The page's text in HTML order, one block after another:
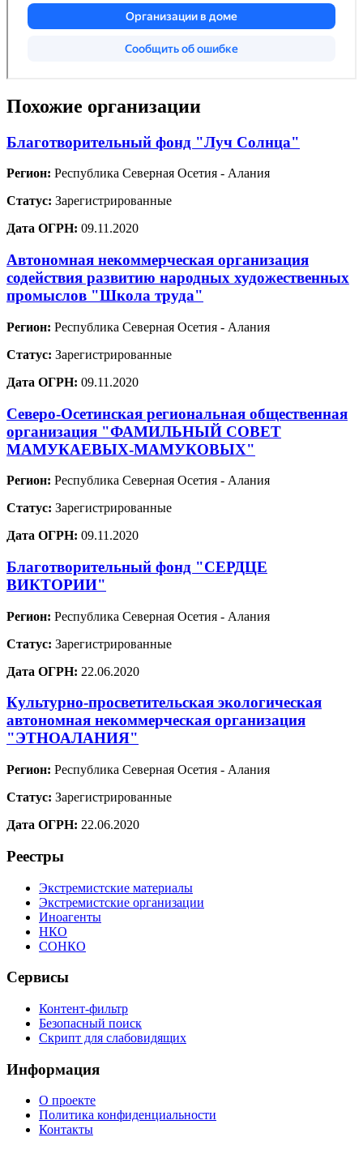
Похожие организации
Благотворительный фонд "Луч Солнца"
Регион: Республика Северная Осетия - Алания
Статус: Зарегистрированные
Дата ОГРН: 09.11.2020
Автономная некоммерческая организация
содействия развитию народных художественных
промыслов "Школа труда"
Регион: Республика Северная Осетия - Алания
Статус: Зарегистрированные
Дата ОГРН: 09.11.2020
Северо-Осетинская региональная общественная
организация "ФАМИЛЬНЫЙ СОВЕТ
МАМУКАЕВЫХ-МАМУКОВЫХ"
Регион: Республика Северная Осетия - Алания
Статус: Зарегистрированные
Дата ОГРН: 09.11.2020
Благотворительный фонд "СЕРДЦЕ
ВИКТОРИИ"
Регион: Республика Северная Осетия - Алания
Статус: Зарегистрированные
Дата ОГРН: 22.06.2020
Культурно-просветительская экологическая
автономная некоммерческая организация
"ЭТНОАЛАНИЯ"
Регион: Республика Северная Осетия - Алания
Статус: Зарегистрированные
Дата ОГРН: 22.06.2020
Реестры
Экстремистские материалы
Экстремистские организации
Иноагенты
НКО
СОНКО
Сервисы
Контент-фильтр
Безопасный поиск
Скрипт для слабовидящих
Информация
О проекте
Политика конфиденциальности
Контакты